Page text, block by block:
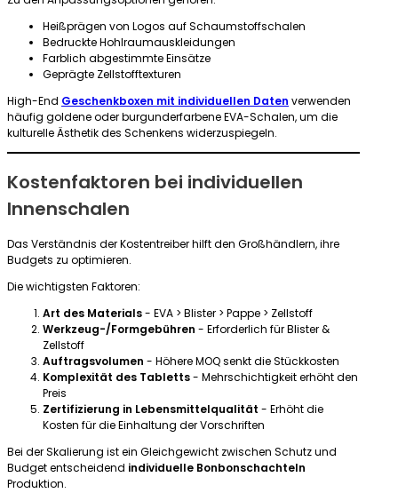
Heißprägen von Logos auf Schaumstoffschalen
Bedruckte Hohlraumauskleidungen
Farblich abgestimmte Einsätze
Geprägte Zellstofftexturen
High-End Geschenkboxen mit individuellen Daten verwenden
häufig goldene oder burgunderfarbene EVA-Schalen, um die
kulturelle Ästhetik des Schenkens widerzuspiegeln.
Kostenfaktoren bei individuellen
Innenschalen
Das Verständnis der Kostentreiber hilft den Großhändlern, ihre
Budgets zu optimieren.
Die wichtigsten Faktoren:
Art des Materials- EVA > Blister > Pappe > Zellstoff
Werkzeug-/Formgebühren - Erforderlich für Blister &
Zellstoff
Auftragsvolumen - Höhere MOQ senkt die Stückkosten
Komplexität des Tabletts- Mehrschichtigkeit erhöht den
Preis
Zertifizierung in Lebensmittelqualität - Erhöht die
Kosten für die Einhaltung der Vorschriften
Bei der Skalierung ist ein Gleichgewicht zwischen Schutz und
Budget entscheidend individuelle Bonbonschachteln
Produktion.